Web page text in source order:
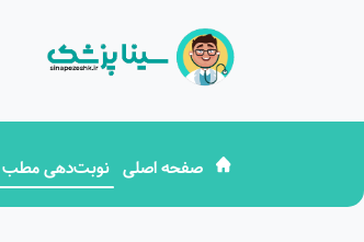
صفحه اصلی نوبت‌دهی مطب